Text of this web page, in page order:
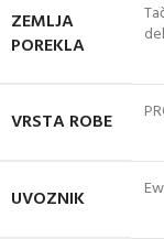
ZEMLJA
POREKLA
VRSTA ROBE
UVOZNIK